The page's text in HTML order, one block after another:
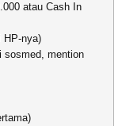
atau Cash In
HP-nya)
sosmed, mention